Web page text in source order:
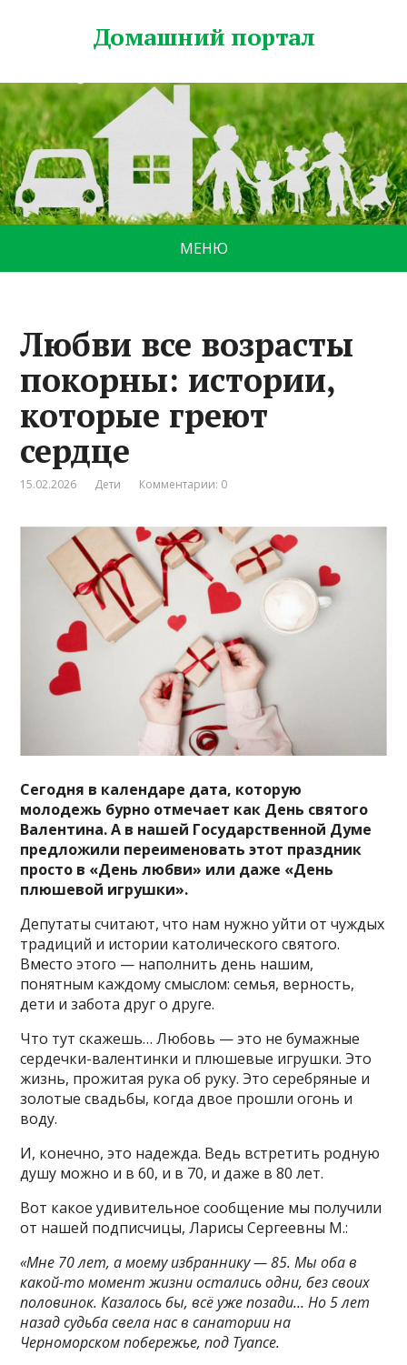
Домашний портал
МЕНЮ
Любви все возрасты
покорны: истории,
которые греют
сердце
15.02.2026 Дети Комментарии: 0
Сегодня в календаре дата, которую
молодежь бурно отмечает как День святого
Валентина. А в нашей Государственной Думе
предложили переименовать этот праздник
просто в «День любви» или даже «День
плюшевой игрушки».
Депутаты считают, что нам нужно уйти от чуждых
традиций и истории католического святого.
Вместо этого — наполнить день нашим,
понятным каждому смыслом: семья, верность,
дети и забота друг о друге.
Что тут скажешь… Любовь — это не бумажные
сердечки-валентинки и плюшевые игрушки. Это
жизнь, прожитая рука об руку. Это серебряные и
золотые свадьбы, когда двое прошли огонь и
воду.
И, конечно, это надежда. Ведь встретить родную
душу можно и в 60, и в 70, и даже в 80 лет.
Вот какое удивительное сообщение мы получили
от нашей подписчицы, Ларисы Сергеевны М.:
«Мне 70 лет, а моему избраннику — 85. Мы оба в
какой-то момент жизни остались одни, без своих
половинок. Казалось бы, всё уже позади… Но 5 лет
назад судьба свела нас в санатории на
Черноморском побережье, под Туапсе.